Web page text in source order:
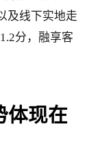
及线下实地走
分，融享客
体现在